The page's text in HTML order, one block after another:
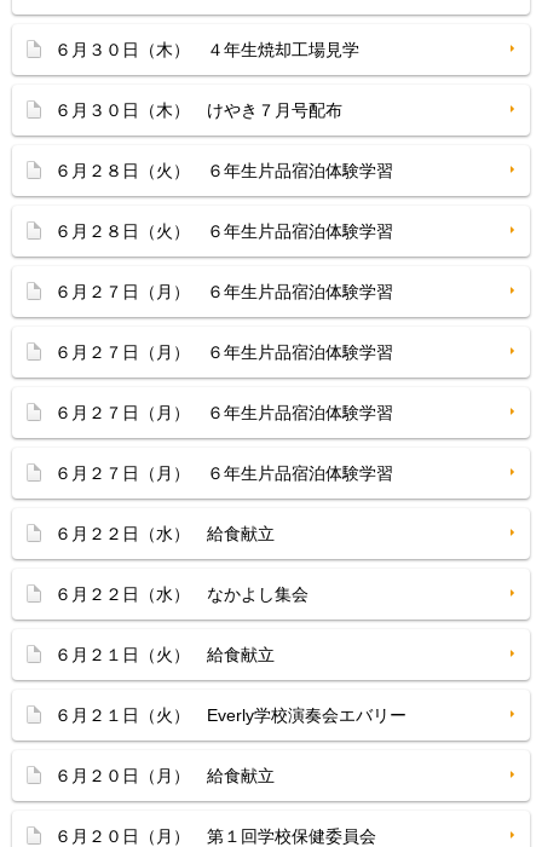
６月３０日（木） ４年生焼却工場見学
６月３０日（木） けやき７月号配布
６月２８日（火） ６年生片品宿泊体験学習
６月２８日（火） ６年生片品宿泊体験学習
６月２７日（月） ６年生片品宿泊体験学習
６月２７日（月） ６年生片品宿泊体験学習
６月２７日（月） ６年生片品宿泊体験学習
６月２７日（月） ６年生片品宿泊体験学習
６月２２日（水） 給食献立
６月２２日（水） なかよし集会
６月２１日（火） 給食献立
６月２１日（火） Everly学校演奏会エバリー
６月２０日（月） 給食献立
６月２０日（月） 第１回学校保健委員会